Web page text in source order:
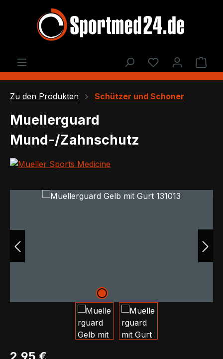
Zum Hauptinhalt springen
Du hast 0
Zu den Produkten Schützer und Schoner
Muellerguard
Mund-/Zahnschutz
Bildergalerie überspringen
Regulärer Preis:
2,95 €